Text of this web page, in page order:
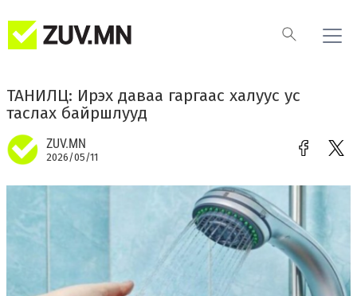
ТАНИЛЦ: Ирэх даваа гаргаас халуус ус
таслах байршлууд
ZUV.MN
2026/05/11